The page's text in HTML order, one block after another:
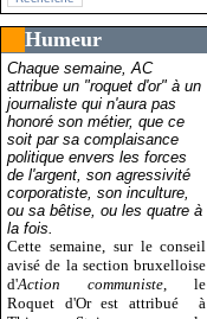
Humeur
Chaque semaine, AC
attribue un "roquet d'or" à un
journaliste qui n'aura pas
honoré son métier, que ce
soit par sa complaisance
politique envers les forces
de l'argent, son agressivité
corporatiste, son inculture,
ou sa bêtise, ou les quatre à
la fois.
Cette semaine, sur le conseil
avisé de la section bruxelloise
d'Action communiste , le
Roquet d'Or est attribué
à